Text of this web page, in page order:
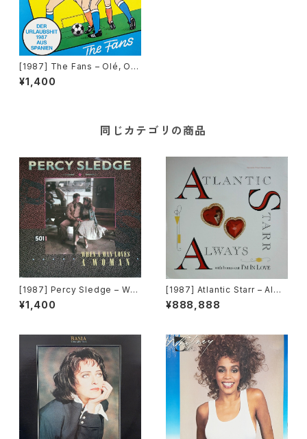
[1987] The Fans – Olé, Ol
é, Olé (The Name Of The
Game) [ZYX Records]
¥1,400
同じカテゴリの商品
[1987] Percy Sledge – Wh
en A Man Loves A Woman
[Atlantic Records]
¥1,400
[1987] Atlantic Starr – Alwa
ys [Warner Bros. Records]
¥888,888